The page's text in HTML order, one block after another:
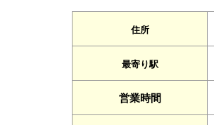
住所
最寄り駅
営業時間